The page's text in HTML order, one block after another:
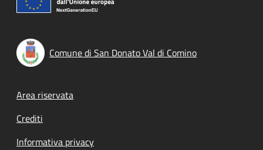
Comune di San Donato Val di Comino
Footer menu
Area riservata
Crediti
Informativa privacy